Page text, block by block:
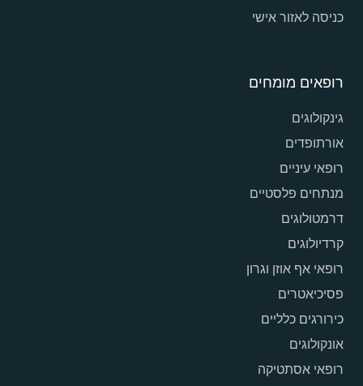
כניסה לאזור אישי
רופאים מומחים
גינקולוגים
אורתופדים
רופאי עיניים
מנתחים פלסטיים
דרמטולוגים
קרדיולוגים
רופאי אף אוזן וגרון
פסיכיאטרים
כירורגים כלליים
אונקולוגים
רופאי אסתטיקה